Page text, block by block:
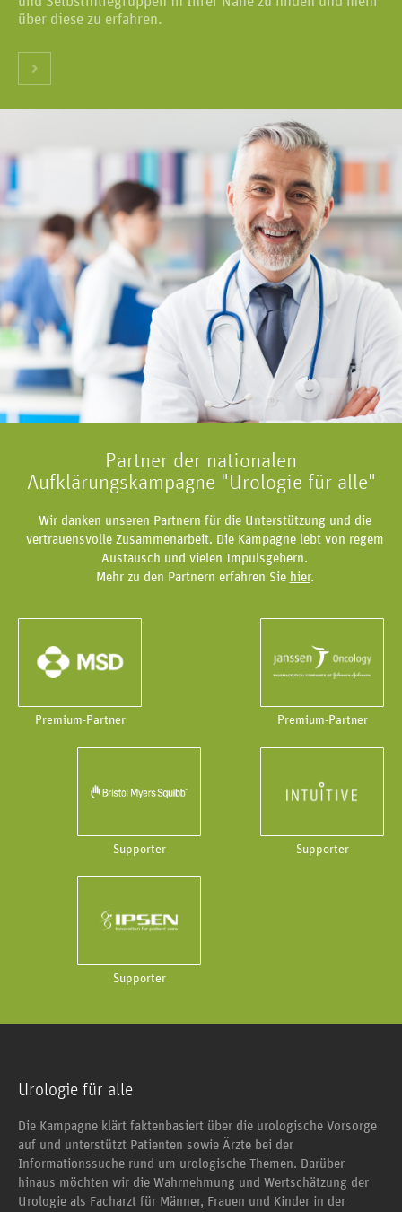
über diese zu erfahren.
Partner der nationalen
Aufklärungskampagne "Urologie für alle"
Wir danken unseren Partnern für die Unterstützung und die
vertrauensvolle Zusammenarbeit. Die Kampagne lebt von regem
Austausch und vielen Impulsgebern.
Mehr zu den Partnern erfahren Sie hier.
Premium-Partner Premium-Partner
Supporter Supporter
Supporter
Urologie für alle
Die Kampagne klärt faktenbasiert über die urologische Vorsorge
auf und unterstützt Patienten sowie Ärzte bei der
Informationssuche rund um urologische Themen. Darüber
hinaus möchten wir die Wahrnehmung und Wertschätzung der
Urologie als Facharzt für Männer, Frauen und Kinder in der